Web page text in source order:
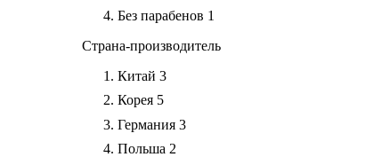
Без парабенов 1
Страна-производитель
Китай 3
Корея 5
Германия 3
Польша 2